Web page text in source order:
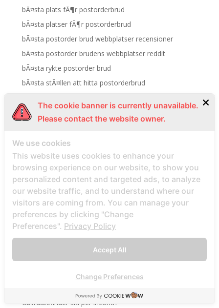
bÃ¤sta plats fÃ¶r postorderbrud
bÃ¤sta platser fÃ¶r postorderbrud
bÃ¤sta postorder brud webbplatser recensioner
bÃ¤sta postorder brudens webbplatser reddit
bÃ¤sta rykte postorder brud
bÃ¤sta stÃ¤llen att hitta postorderbrud
bbpeoplemeet review
BBW Dating username
BBW Dating visitors
bbw hookup hookuphotties dating
bbw hookup hookuphotties reviews
bbw hookup site site
bbw-dating-de visitors
bbwcupid es review
bbwcupid-inceleme visitors
Bbwdatefinder siti per incontri
The cookie banner is currently unavailable.
Please contact the website owner.
We use cookies
This website uses cookies to enhance your
browsing experience on our website, to show you
personalized content and targeted ads, to analyze
our website traffic, and to understand where our
visitors are coming from. You can manage your
preferences by clicking "Change
Preferences". Privacy Policy
Accept All
Change Preferences